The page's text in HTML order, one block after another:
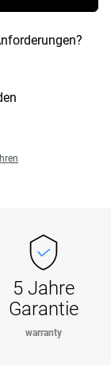
5 Jahre
Garantie
warranty